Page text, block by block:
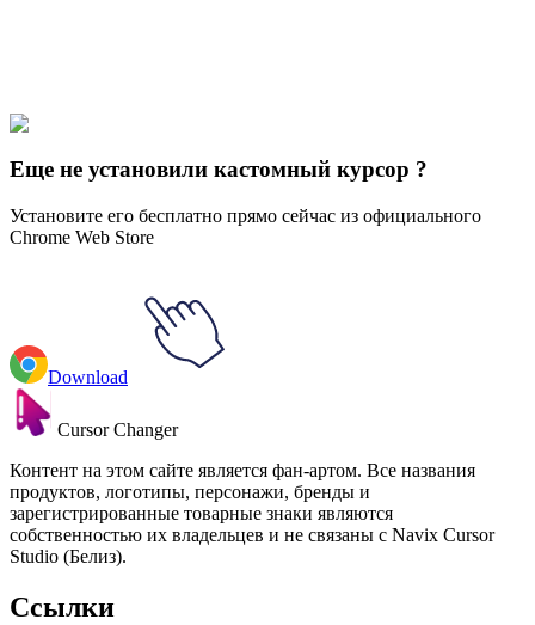
Gaming Consoles
Еще не установили кастомный курсор ?
Установите его бесплатно прямо сейчас из официального
Chrome Web Store
Download
Cursor Changer
Контент на этом сайте является фан-артом. Все названия
продуктов, логотипы, персонажи, бренды и
зарегистрированные товарные знаки являются
собственностью их владельцев и не связаны с Navix Cursor
Studio (Белиз).
Ссылки